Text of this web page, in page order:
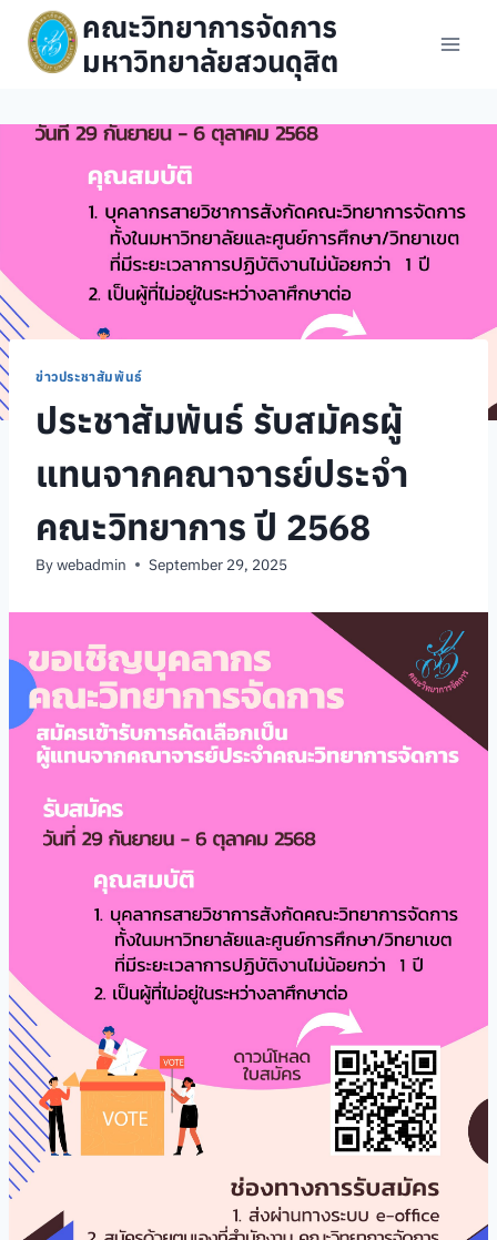
Skip
content
คณะวิทยาการจัดการ
มหาวิทยาลัยสวนดุสิต
ข่าวประชาสัมพันธ์
ประชาสัมพันธ์ รับสมัครผู้
แทนจากคณาจารย์ประจำ
คณะวิทยาการ ปี 2568
Bywebadmin September 29, 2025